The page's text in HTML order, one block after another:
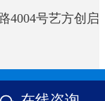
4004号艺方创启